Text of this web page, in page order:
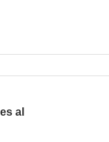
al